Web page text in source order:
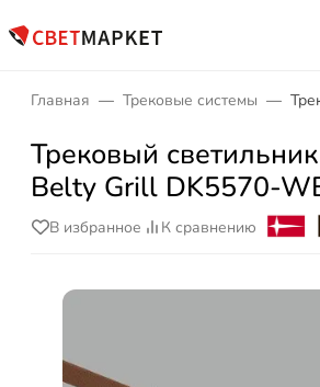
Главная Трековые системы
Трековый
Belty Grill DK5570-
В избранное К сравнению